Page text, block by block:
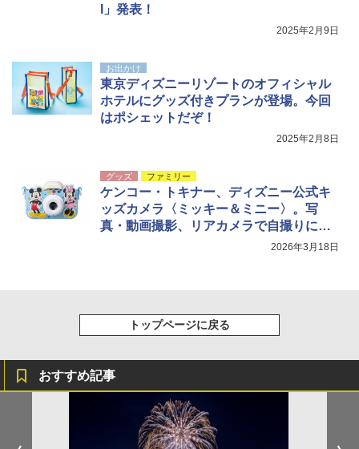
l」発表！
2025年2月9日
お出かけ
東京ディズニーリゾートのオフィシャル
ホテルにグッズ付きプランが登場。今回
はポシェットだぞ！
2025年2月8日
グッズ ファミリー
ケンコー・トキナー、ディズニー公式キ
ッズカメラ〈ミッキー＆ミニー〉。写
真・動画撮影、リアカメラで自撮りにも
2026年3月18日
トップページに戻る
おすすめ記事